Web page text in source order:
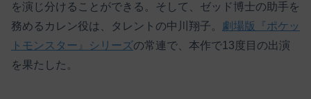
を演じ分けることができる。そして、ゼッド博士の助手を
務めるカレン役は、タレントの中川翔子。 劇場版『ポケッ
トモンスター』シリーズの常連で、本作で13度目の出演
を果たした。